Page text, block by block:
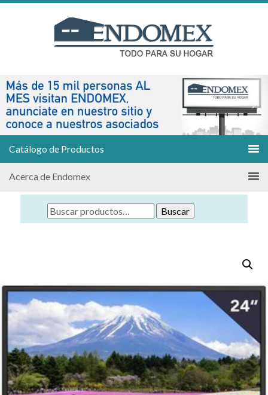
Catálogo de Productos
Acerca de Endomex
Buscar